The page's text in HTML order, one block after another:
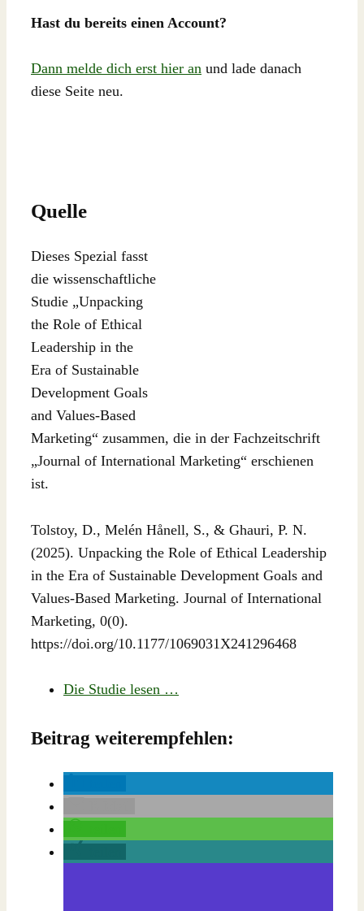
Hast du bereits einen Account?
Dann melde dich erst hier an und lade danach
diese Seite neu.
Quelle
Dieses Spezial fasst
die wissenschaftliche
Studie „Unpacking
the Role of Ethical
Leadership in the
Era of Sustainable
Development Goals
and Values-Based
Marketing“ zusammen, die in der Fachzeitschrift
„Journal of International Marketing“ erschienen
ist.
Tolstoy, D., Melén Hånell, S., & Ghauri, P. N.
(2025). Unpacking the Role of Ethical Leadership
in the Era of Sustainable Development Goals and
Values-Based Marketing. Journal of International
Marketing, 0(0).
https://doi.org/10.1177/1069031X241296468
Die Studie lesen …
Beitrag weiterempfehlen: